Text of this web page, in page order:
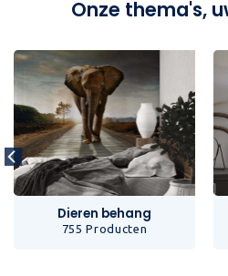
Onze thema's,
Dieren behang
755 Producten